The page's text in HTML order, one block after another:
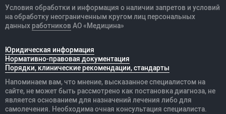
Условия обработки и информация о наличии запретов и условий
на обработку неограниченным кругом лиц персональных
данных работников АО «Медицина»
Юридическая информация
Нормативно-правовая документация
Порядки, клинические рекомендации, стандарты
Напоминаем вам, что мнение, высказанное специалистом на
сайте, не может быть рассмотрено как постановка диагноза, не
является основанием для назначений лечения либо для
самолечения. Необходима очная консультация специалиста.